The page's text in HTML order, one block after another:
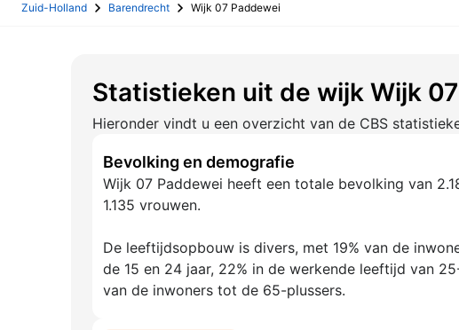
Zuid-Holland Barendrecht Wijk 07 Paddewei
Statistieken uit de wijk Wijk
Hieronder vindt u een overzicht van de CBS
Bevolking en demografie
Wijk 07 Paddewei heeft een totale bevolking van
1.135 vrouwen.
De leeftijdsopbouw is divers, met 19% van de
de 15 en 24 jaar, 22% in de werkende leeftijd van
van de inwoners tot de 65-plussers.